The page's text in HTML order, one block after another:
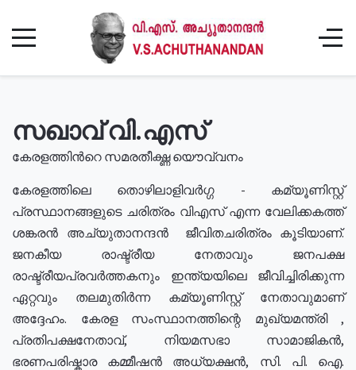
സഖാവ് വി.എസ്
കേരളത്തിൻറെ സമരതീക്ഷ്ണ യൌവ്വനം
കേരളത്തിലെ തൊഴിലാളിവർഗ്ഗ - കമ്യൂണിസ്റ്റ്
പ്രസ്ഥാനങ്ങളുടെ ചരിത്രം വിഎസ് എന്ന വേലിക്കകത്ത്
ശങ്കരൻ അച്യുതാനന്ദൻ ജീവിതചരിത്രം കൂടിയാണ്.
ജനകീയ രാഷ്ട്രീയ നേതാവും ജനപക്ഷ
രാഷ്ട്രീയപ്രവർത്തകനും ഇന്ത്യയിലെ ജീവിച്ചിരിക്കുന്ന
ഏറ്റവും തലമുതിർന്ന കമ്യൂണിസ്റ്റ് നേതാവുമാണ്
അദ്ദേഹം. കേരള സംസ്ഥാനത്തിന്റെ മുഖ്യമന്ത്രി ,
പ്രതിപക്ഷനേതാവ്, നിയമസഭാ സാമാജികൻ,
ഭരണപരിഷ്കാര കമ്മീഷൻ അധ്യക്ഷൻ, സി. പി. ഐ.